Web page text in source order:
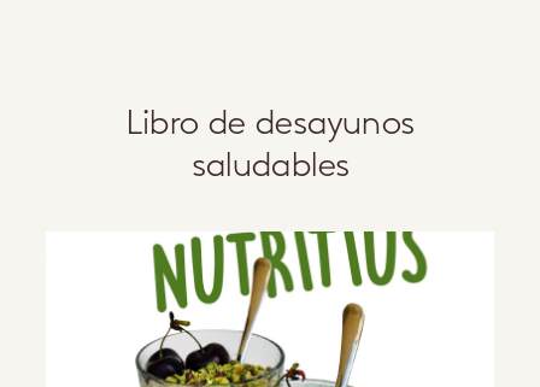
Libro de desayunos
saludables